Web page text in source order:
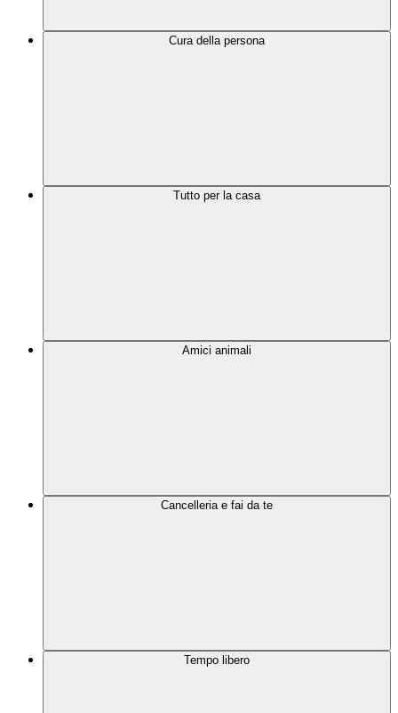
Cura della persona
Tutto per la casa
Amici animali
Cancelleria e fai da te
Tempo libero